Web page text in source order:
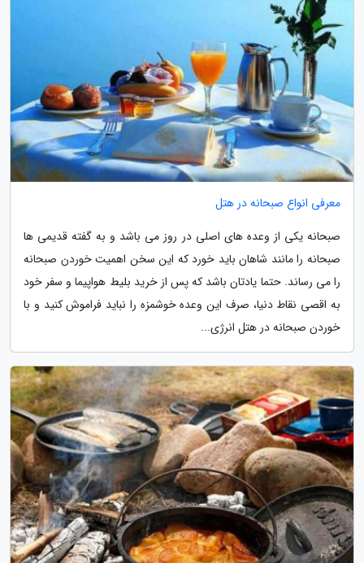
معرفی انواع صبحانه در هتل
صبحانه یکی از وعده های اصلی در روز می باشد و به گفته قدیمی ها
صبحانه را مانند شاهان باید خورد که این سخن اهمیت خوردن صبحانه
را می رساند. حتما یادتان باشد که پس از خرید بلیط هواپیما و سفر خود
به اقصی نقاط دنیا، صرف این وعده خوشمزه را نباید فراموش کنید و با
خوردن صبحانه در هتل انرژی...